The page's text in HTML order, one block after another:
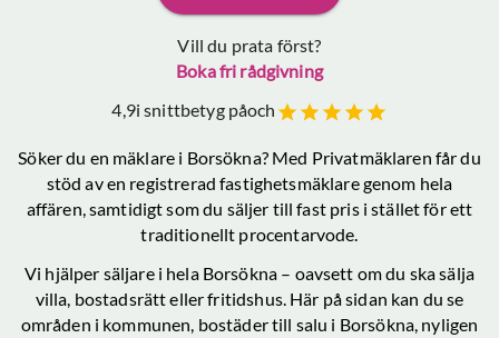
Vill du prata först?
Boka fri rådgivning
4,9i snittbetyg påoch
Söker du en mäklare i Borsökna? Med Privatmäklaren får du
stöd av en registrerad fastighetsmäklare genom hela
affären, samtidigt som du säljer till fast pris i stället för ett
traditionellt procentarvode.
Vi hjälper säljare i hela Borsökna – oavsett om du ska sälja
villa, bostadsrätt eller fritidshus. Här på sidan kan du se
områden i kommunen, bostäder till salu i Borsökna, nyligen